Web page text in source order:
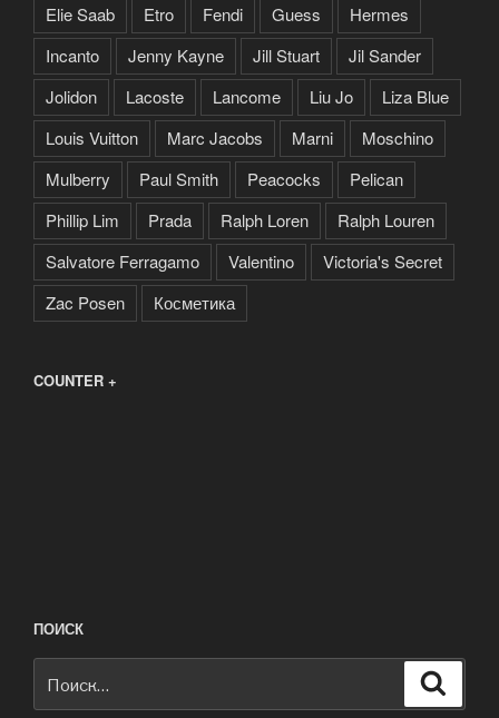
Elie Saab
Etro Fendi Guess
Hermes
Incanto
Jenny Kayne Jill Stuart
Jil Sander
Jolidon
Lacoste Lancome Liu Jo
Liza Blue
Louis Vuitton
Marc Jacobs Marni
Moschino
Mulberry
Paul Smith Peacocks
Pelican
Phillip Lim
Prada Ralph Loren
Ralph Louren
Salvatore Ferragamo
Valentino
Victoria's Secret
Zac Posen
Косметика
COUNTER +
ПОИСК